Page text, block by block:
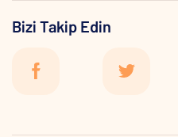
Bizi Takip Edin